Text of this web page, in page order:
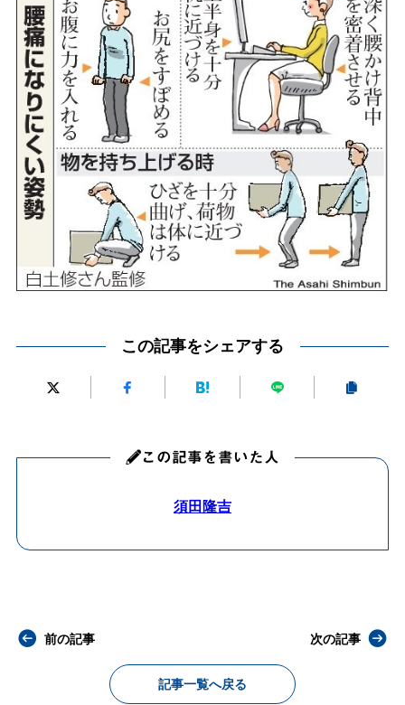
この記事をシェアする
この記事を書いた人
須田隆吉
前の記事
記事一覧へ戻る
次の記事